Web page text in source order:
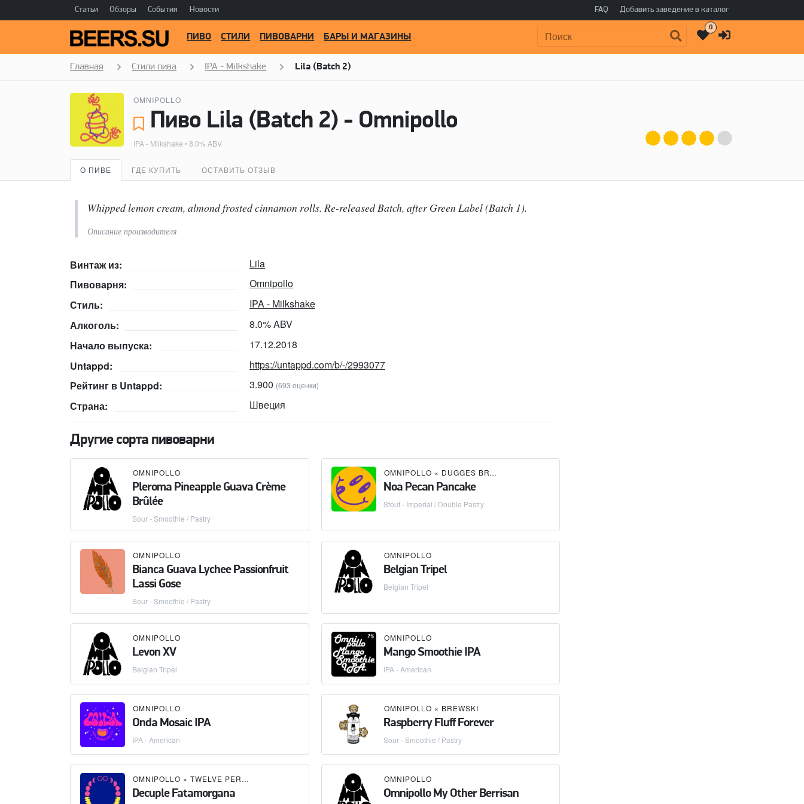
Статьи Обзоры События Новости FAQ Добавить заведение в каталог
Поиск:
ПИВО СТИЛИ ПИВОВАРНИ БАРЫ И МАГАЗИНЫ
0
Главная Стили пива IPA - Milkshake Lila (Batch 2)
OMNIPOLLO
Пиво Lila (Batch 2) - Omnipollo
IPA - Milkshake • 8.0% ABV
О ПИВЕ ГДЕ КУПИТЬ ОСТАВИТЬ ОТЗЫВ
Whipped lemon cream, almond frosted cinnamon rolls. Re-released Batch, after Green Label (Batch 1).
Описание производителя
Винтаж из:
Lila
Пивоварня:
Omnipollo
Стиль:
IPA - Milkshake
Алкоголь:
8.0% ABV
Начало выпуска:
17.12.2018
Untappd:
https://untappd.com/b/-/2993077
Рейтинг в Untappd:
3.900 (693 оценки)
Страна: Швеция
Другие сорта пивоварни
OMNIPOLLO
Pleroma Pineapple Guava Crème
Brûlée
Sour - Smoothie / Pastry
OMNIPOLLO × DUGGES BRYGGERI
Noa Pecan Pancake
Stout - Imperial / Double Pastry
OMNIPOLLO
Bianca Guava Lychee Passionfruit
Lassi Gose
Sour - Smoothie / Pastry
OMNIPOLLO
Belgian Tripel
Belgian Tripel
OMNIPOLLO
Levon XV
Belgian Tripel
OMNIPOLLO
Mango Smoothie IPA
IPA - American
OMNIPOLLO
Onda Mosaic IPA
IPA - American
OMNIPOLLO × BREWSKI
Raspberry Fluff Forever
Sour - Smoothie / Pastry
OMNIPOLLO × TWELVE PERCENT BEER PROJECT
Decuple Fatamorgana
OMNIPOLLO
Omnipollo My Other Berrisan